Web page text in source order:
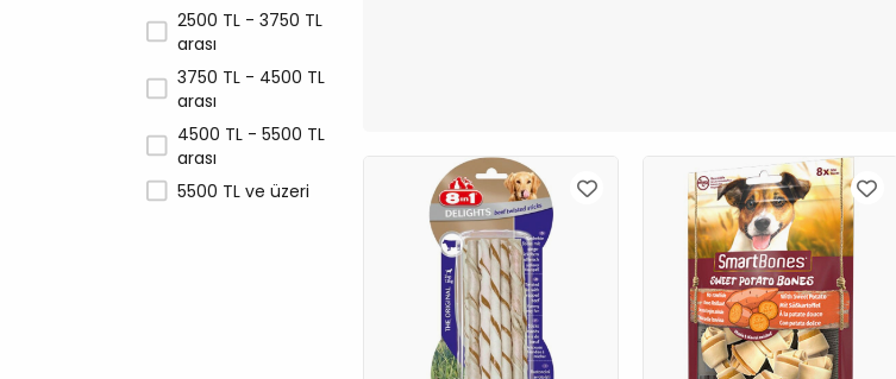
Reflex
Royal Canin
SmartBones
Snacky
2500 TL - 3750 TL
arası
3750 TL - 4500 TL
arası
4500 TL - 5500 TL
arası
5500 TL ve üzeri